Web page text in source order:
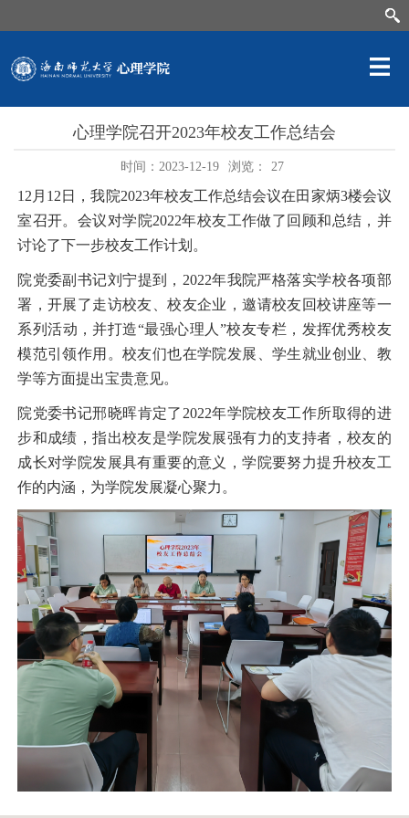
心理学院召开2023年校友工作总结会
时间：2023-12-19 浏览： 27
12月12日，我院2023年校友工作总结会议在田家炳3楼会议
室召开。会议对学院2022年校友工作做了回顾和总结，并
讨论了下一步校友工作计划。
院党委副书记刘宁提到，2022年我院严格落实学校各项部
署，开展了走访校友、校友企业，邀请校友回校讲座等一
系列活动，并打造“最强心理人”校友专栏，发挥优秀校友
模范引领作用。校友们也在学院发展、学生就业创业、教
学等方面提出宝贵意见。
院党委书记邢晓晖肯定了2022年学院校友工作所取得的进
步和成绩，指出校友是学院发展强有力的支持者，校友的
成长对学院发展具有重要的意义，学院要努力提升校友工
作的内涵，为学院发展凝心聚力。